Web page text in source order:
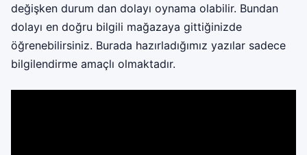
değişken durum dan dolayı oynama olabilir. Bundan
dolayı en doğru bilgili mağazaya gittiğinizde
öğrenebilirsiniz. Burada hazırladığımız yazılar sadece
bilgilendirme amaçlı olmaktadır.